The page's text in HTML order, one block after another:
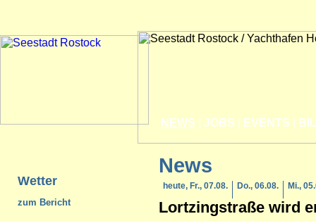
NEWS JOBS EVENTS
Wetter
zum Bericht
News
heute, Fr., 07.08. Do., 06.08. Mi.,
Lortzingstraße wird